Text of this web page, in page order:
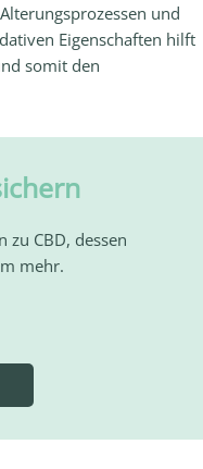
und
Eigenschaften hilft
somit den
zu CBD, dessen
mehr.